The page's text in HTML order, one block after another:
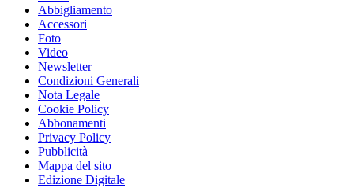
Abbigliamento
Accessori
Foto
Video
Newsletter
Condizioni Generali
Nota Legale
Cookie Policy
Abbonamenti
Privacy Policy
Pubblicità
Mappa del sito
Edizione Digitale